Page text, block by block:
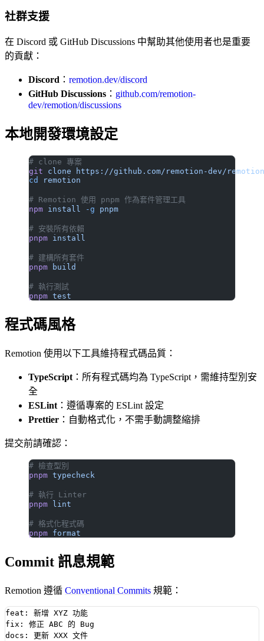
社群支援
在 Discord 或 GitHub Discussions 中幫助其他使用者也是重要
的貢獻：
Discord ： remotion.dev/discord
GitHub Discussions ： github.com/remotion-
dev/remotion/discussions
本地開發環境設定
# clone 專案
git clone https://github.com/remotion-dev/
cd
remotion
# Remotion 使用 pnpm 作為套件管理工具
npm install -g pnpm
# 安裝所有依賴
pnpm install
# 建構所有套件
pnpm build
# 執行測試
pnpm test
程式碼風格
Remotion 使用以下工具維持程式碼品質：
TypeScript ：所有程式碼均為 TypeScript，需維持型別安
全
ESLint ：遵循專案的 ESLint 設定
Prettier ：自動格式化，不需手動調整縮排
提交前請確認：
# 檢查型別
pnpm typecheck
# 執行 Linter
pnpm lint
# 格式化程式碼
pnpm format
Commit 訊息規範
Remotion 遵循 Conventional Commits 規範：
feat: 新增 XYZ 功能
fix: 修正 ABC 的 Bug
docs: 更新 XXX 文件